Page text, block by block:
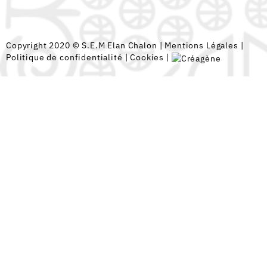
Copyright 2020 © S.E.M Elan Chalon | Mentions Légales |
Politique de confidentialité |Cookies |